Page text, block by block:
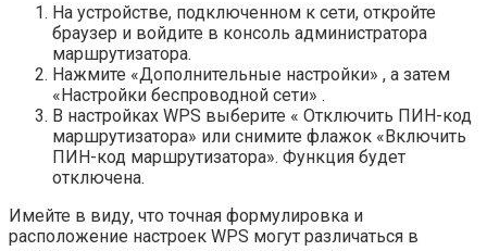
На устройстве, подключенном к сети, откройте
браузер и войдите в консоль администратора
маршрутизатора.
Нажмите «Дополнительные настройки» , а затем
«Настройки беспроводной сети» .
В настройках WPS выберите « Отключить ПИН-код
маршрутизатора» или снимите флажок «Включить
ПИН-код маршрутизатора». Функция будет
отключена.
Имейте в виду, что точная формулировка и
расположение настроек WPS могут различаться в